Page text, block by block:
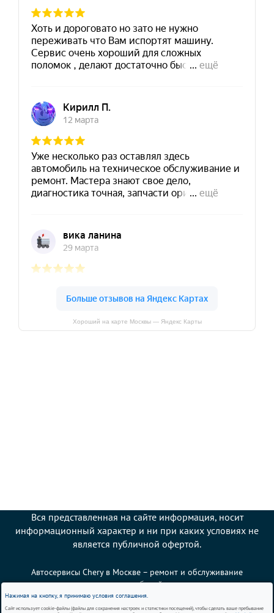
Нажимая на кнопку, я принимаю условия соглашения.
Сайт использует cookie-файлы (файлы для сохранения настроек и статистики посещений), чтобы сделать ваше пребывание
Хороший на карте Москвы — Яндекс Карты
Вся представленная на сайте информация, носит
информационный характер и ни при каких условиях не
является публичной офертой.
Автосервисы Chery в Москве – ремонт и обслуживание
автомобилей